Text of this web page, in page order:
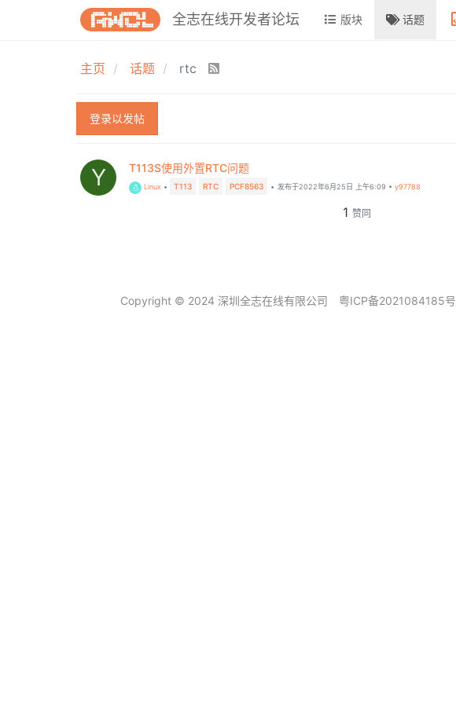
全志在线开发者论坛 版块 话题
主页 话题 rtc
登录以发帖
Y T113S使用外置RTC问题
Linux • T113 RTC PCF8563 • 发布于2022年6月25日 上午6:09 •y97788
1 赞同
Copyright © 2024 深圳全志在线有限公司 粤ICP备2021084185号